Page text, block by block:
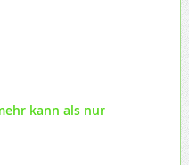
kann als nur